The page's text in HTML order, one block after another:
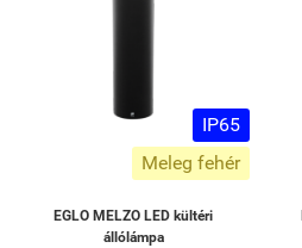
IP65
Meleg fehér
EGLO MELZO LED kültéri
állólámpa